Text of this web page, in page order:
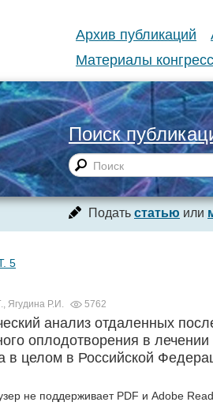
Архив публикаций
Материалы
Поиск
Подать статью или
5
Ягудина Р.И. 5762
анализ отдаленных
оплодотворения в
в целом в Российской
не поддерживает PDF и Adobe